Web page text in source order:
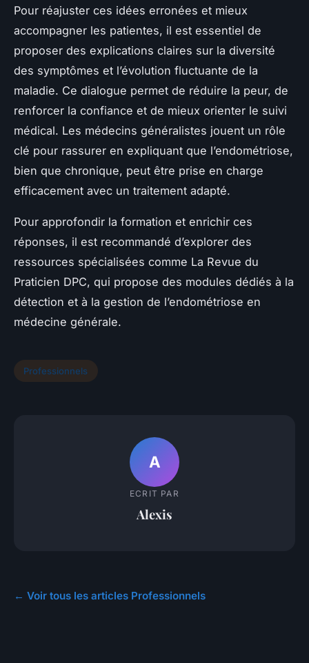
Pour réajuster ces idées erronées et mieux
accompagner les patientes, il est essentiel de
proposer des explications claires sur la diversité
des symptômes et l’évolution fluctuante de la
maladie. Ce dialogue permet de réduire la peur, de
renforcer la confiance et de mieux orienter le suivi
médical. Les médecins généralistes jouent un rôle
clé pour rassurer en expliquant que l’endométriose,
bien que chronique, peut être prise en charge
efficacement avec un traitement adapté.
Pour approfondir la formation et enrichir ces
réponses, il est recommandé d’explorer des
ressources spécialisées comme La Revue du
Praticien DPC, qui propose des modules dédiés à la
détection et à la gestion de l’endométriose en
médecine générale.
Professionnels
A
ECRIT PAR
Alexis
← Voir tous les articles Professionnels